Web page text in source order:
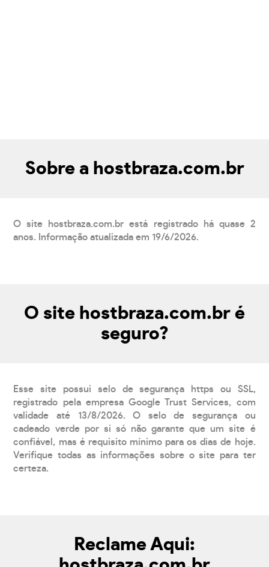
Sobre a hostbraza.com.br
O site hostbraza.com.br está registrado há quase 2
anos. Informação atualizada em 19/6/2026.
O site hostbraza.com.br é
seguro?
Esse site possui selo de segurança https ou SSL,
registrado pela empresa Google Trust Services, com
validade até 13/8/2026. O selo de segurança ou
cadeado verde por si só não garante que um site é
confiável, mas é requisito mínimo para os dias de hoje.
Verifique todas as informações sobre o site para ter
certeza.
Reclame Aqui: